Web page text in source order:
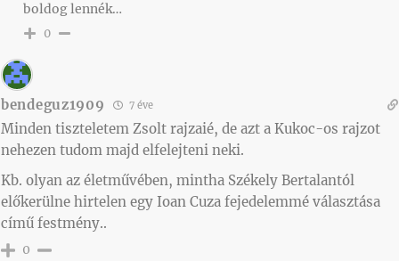
boldog lennék…
0
bendeguz1909 7 éve
Minden tiszteletem Zsolt rajzaié, de azt a Kukoc-os rajzot
nehezen tudom majd elfelejteni neki.
Kb. olyan az életművében, mintha Székely Bertalantól
előkerülne hirtelen egy Ioan Cuza fejedelemmé választása
című festmény..
0